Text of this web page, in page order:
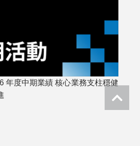
年度中期業績 核心業務支柱穩健